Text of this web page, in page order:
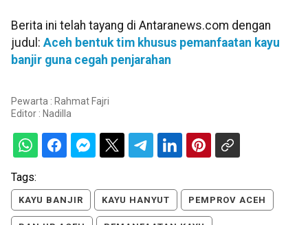
Berita ini telah tayang di Antaranews.com dengan
judul: Aceh bentuk tim khusus pemanfaatan kayu
banjir guna cegah penjarahan
Pewarta : Rahmat Fajri
Editor : Nadilla
Tags:
KAYU BANJIR KAYU HANYUT PEMPROV ACEH